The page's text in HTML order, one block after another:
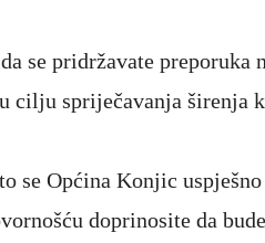
se pridržavate
cilju spriječavanja širenja
se Općina Konjic
doprinosite da